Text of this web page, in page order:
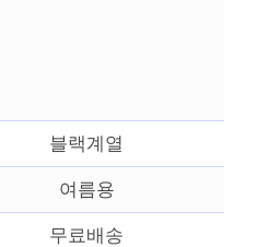
블랙계열
여름용
무료배송